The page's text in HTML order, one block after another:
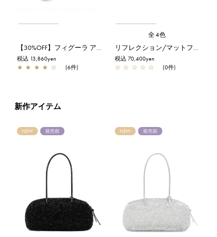
【30%OFF】フィグーラ アクセサリー/NO.8/シルバーグリーン
税込 13,860yen
★ ★ ★ ★ ☆ (6件)
全4色
リフレクション/マットフィアンマ【一部店舗先行販売商品】
税込 70,400yen
☆ ☆ ☆ ☆ ☆ (0件)
新作アイテム
NEW 発売前 NEW 発売前